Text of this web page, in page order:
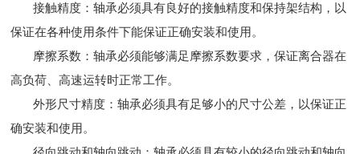
接触精度：轴承必须具有良好的接触精度和保持架结构，以
保证在各种使用条件下能保证正确安装和使用。
摩擦系数：轴承必须能够满足摩擦系数要求，保证离合器在
高负荷、高速运转时正常工作。
外形尺寸精度：轴承必须具有足够小的尺寸公差，以保证正
确安装和使用。